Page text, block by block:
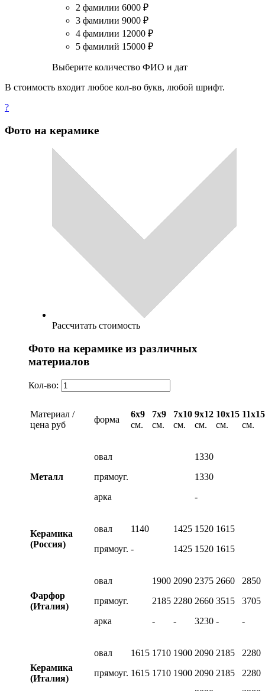
2 фамилии 6000 ₽
3 фамилии 9000 ₽
4 фамилии 12000 ₽
5 фамилий 15000 ₽
Выберите количество ФИО и дат
В стоимость входит любое кол-во букв, любой шрифт.
?
Фото на керамике
Рассчитать стоимость
Фото на керамике из различных
материалов
Кол-во:
Материал /
цена руб
форма
6х9
см.
7х9
см.
7х10
см.
9х12
см.
10х15
см.
11х15
см.
Металл
овал
прямоуг.
арка
1330
1330
-
Керамика
(Россия)
овал
прямоуг.
1140
-
1425
1425
1520
1520
1615
1615
Фарфор
(Италия)
овал
прямоуг.
арка
1900
2185
-
2090
2280
-
2375
2660
3230
2660
3515
-
2850
3705
-
Керамика
(Италия)
овал
прямоуг.
1615
1615
1710
1710
1900
1900
2090
2090
2185
2185
2280
2280